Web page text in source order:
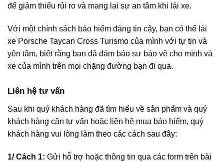
để giảm thiểu rủi ro và mang lại sự an tâm khi lái xe.
Với một chính sách bảo hiểm đáng tin cậy, bạn có thể lái
xe Porsche Taycan Cross Turismo của mình với tự tin và
yên tâm, biết rằng bạn đã đảm bảo sự bảo vệ cho mình và
xe của mình trên mọi chặng đường bạn đi qua.
Liên hệ tư vấn
Sau khi quý khách hàng đã tìm hiểu về sản phẩm và quý
khách hàng cần tư vấn hoặc liên hệ mua bảo hiểm, quý
khách hàng vui lòng làm theo các cách sau đây:
1/ Cách 1: Gửi hỗ trợ hoặc thông tin qua các form trên bài